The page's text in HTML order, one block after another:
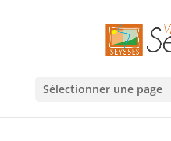
Sélectionner une page